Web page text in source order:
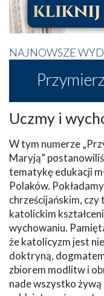
NAJNOWSZE
Uczmy i
W tym numerze
Maryją”
tematykę edukacji
Polaków.
chrześcijańskim, czy
katolickim
wychowaniu.
że katolicyzm jest
doktryną,
zbiorem modlitw i
nade wszystko